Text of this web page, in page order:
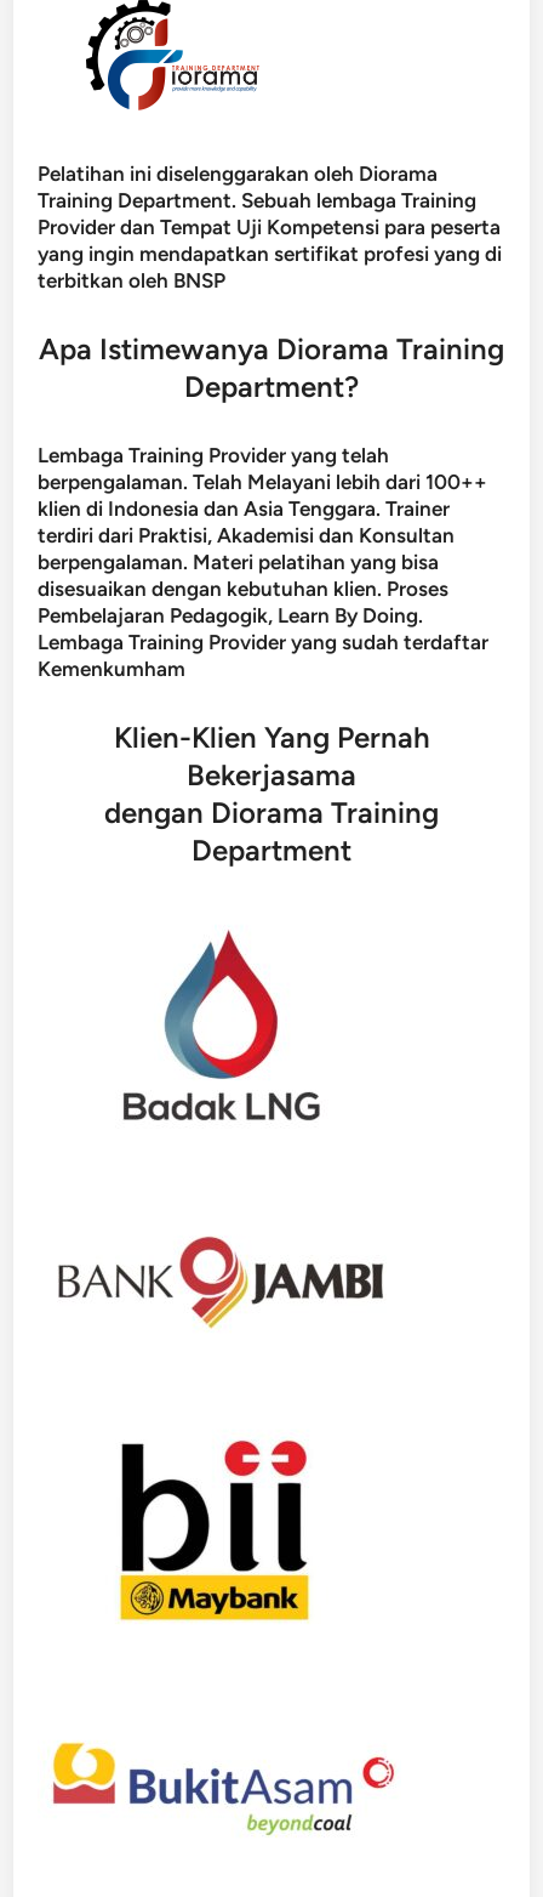
Pelatihan ini diselenggarakan oleh Diorama
Training Department. Sebuah lembaga Training
Provider dan Tempat Uji Kompetensi para peserta
yang ingin mendapatkan sertifikat profesi yang di
terbitkan oleh BNSP
Apa Istimewanya Diorama Training
Department?
Lembaga Training Provider yang telah
berpengalaman. Telah Melayani lebih dari 100++
klien di Indonesia dan Asia Tenggara. Trainer
terdiri dari Praktisi, Akademisi dan Konsultan
berpengalaman. Materi pelatihan yang bisa
disesuaikan dengan kebutuhan klien. Proses
Pembelajaran Pedagogik, Learn By Doing.
Lembaga Training Provider yang sudah terdaftar
Kemenkumham
Klien-Klien Yang Pernah
Bekerjasama
dengan Diorama Training
Department